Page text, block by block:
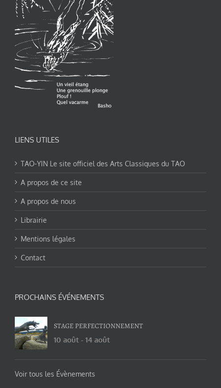
LIENS UTILES
TAO-YIN Le site officiel des Arts Classiques du TAO
A propos de ce site
A propos de nous
Librairie
Mentions légales
Contact
PROCHAINS ÉVÉNEMENTS
STAGE PERFECTIONNEMENT
10 août - 14 août
Voir tous les Évènements